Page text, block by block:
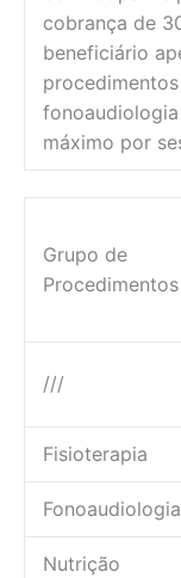
cobrança de
beneficiário
máximo por
Grupo de
Procedimentos
///
Fisioterapia
Fonoaudiologia
Nutrição